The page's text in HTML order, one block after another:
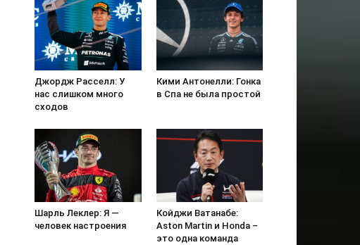
Джордж Расселл: У
нас слишком много
сходов
Кими Антонелли: Гонка
в Спа не была простой
Шарль Леклер: Я —
человек настроения
Койджи Ватанабе:
Aston Martin и Honda –
это одна команда